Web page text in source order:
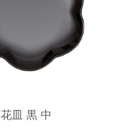
皿 黒 中